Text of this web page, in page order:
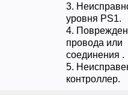
3.
уровня РS1.
4.
провода или
соединения .
5.
контроллер.